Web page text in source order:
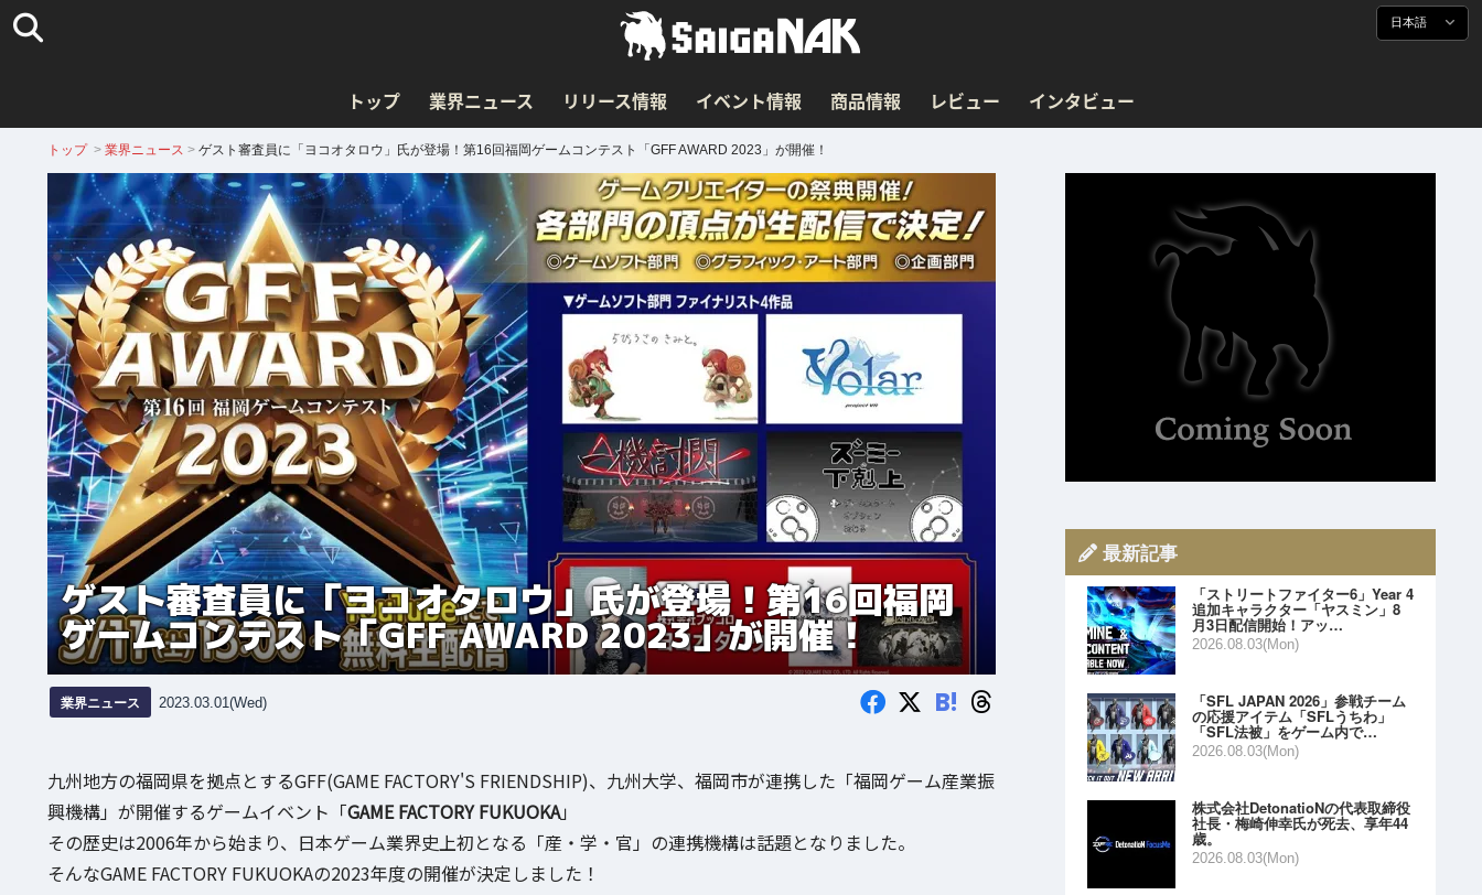
日本語
トップ 業界ニュース リリース情報 イベント情報 商品情報 レビュー インタビュー
トップ > 業界ニュース > ゲスト審査員に「ヨコオタロウ」氏が登場！第16回福岡ゲームコンテスト「GFF AWARD 2023」が開催！
ゲスト審査員に「ヨコオタロウ」氏が登場！第16回福岡
ゲームコンテスト「GFF AWARD 2023」が開催！
業界ニュース 2023.03.01(Wed) B!
九州地方の福岡県を拠点とするGFF(GAME FACTORY'S FRIENDSHIP)、九州大学、福岡市が連携した「福岡ゲーム産業振
興機構」が開催するゲームイベント「GAME FACTORY FUKUOKA」
その歴史は2006年から始まり、日本ゲーム業界史上初となる「産・学・官」の連携機構は話題となりました。
そんなGAME FACTORY FUKUOKAの2023年度の開催が決定しました！
最新記事
「ストリートファイター6」Year 4
追加キャラクター「ヤスミン」8
月3日配信開始！アッ…
2026.08.03(Mon)
「SFL JAPAN 2026」参戦チーム
の応援アイテム「SFLうちわ」
「SFL法被」をゲーム内で…
2026.08.03(Mon)
株式会社DetonatioNの代表取締役
社長・梅崎伸幸氏が死去、享年44
歳。
2026.08.03(Mon)